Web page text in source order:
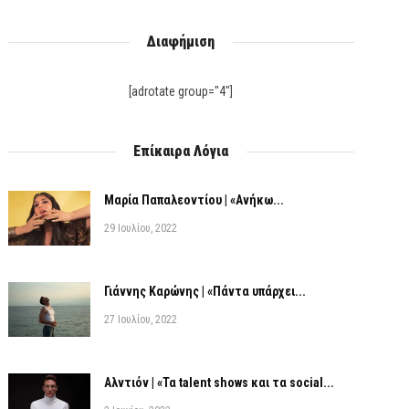
Διαφήμιση
[adrotate group="4"]
Επίκαιρα Λόγια
Μαρία Παπαλεοντίου | «Ανήκω...
29 Ιουλίου, 2022
Γιάννης Καρώνης | «Πάντα υπάρχει...
27 Ιουλίου, 2022
Αλντιόν | «Τα talent shows και τα social...